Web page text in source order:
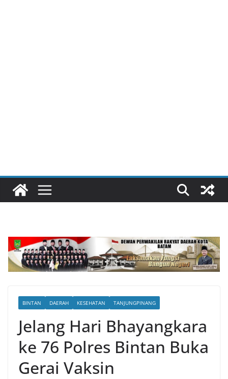
BINTAN DAERAH KESEHATAN TANJUNGPINANG
Jelang Hari Bhayangkara
ke 76 Polres Bintan Buka
Gerai Vaksin